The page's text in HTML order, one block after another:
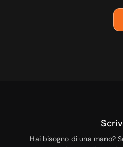
Hai bisogno di una mano?